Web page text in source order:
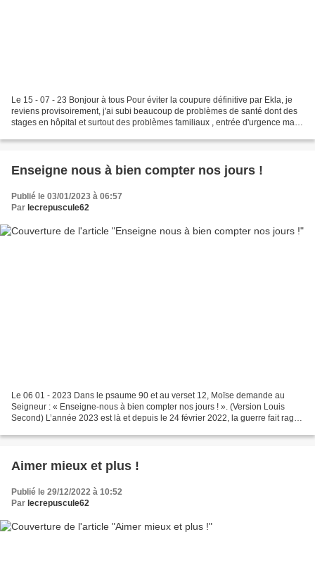
Le 15 - 07 - 23 Bonjour à tous Pour éviter la coupure définitive par Ekla, je
reviens provisoirement, j'ai subi beaucoup de problèmes de santé dont des
stages en hôpital et surtout des problèmes familiaux , entrée d'urgence mais
Enseigne nous à bien compter nos jours !
Publié le 03/01/2023 à 06:57
Par lecrepuscule62
Le 06 01 - 2023 Dans le psaume 90 et au verset 12, Moïse demande au
Seigneur : « Enseigne-nous à bien compter nos jours ! ». (Version Louis
Second) L’année 2023 est là et depuis le 24 février 2022, la guerre fait rage
Aimer mieux et plus !
Publié le 29/12/2022 à 10:52
Par lecrepuscule62